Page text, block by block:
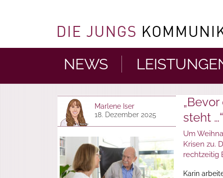
NEWS
Marlene Iser
18. Dezember 2025
steht …“
Um
Krisen zu.
rechtzeitig
Karin